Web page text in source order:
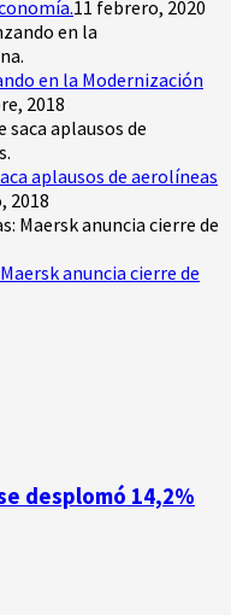
11 febrero, 2020
en la Modernización
2018
aplausos de aerolíneas
2018
anuncia cierre de
desplomó 14,2%